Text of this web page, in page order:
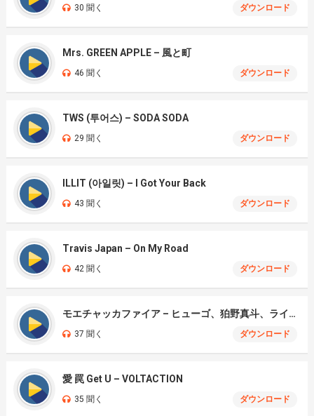
30 聞く ダウンロード
Mrs. GREEN APPLE – 風と町
46 聞く ダウンロード
TWS (투어스) – SODA SODA
29 聞く ダウンロード
ILLIT (아일릿) – I Got Your Back
43 聞く ダウンロード
Travis Japan – On My Road
42 聞く ダウンロード
モエチャッカファイア – ヒューゴ、狛野真斗、ライト、セヴェリアン (Cover )
37 聞く ダウンロード
愛 罠 Get U – VOLTACTION
35 聞く ダウンロード